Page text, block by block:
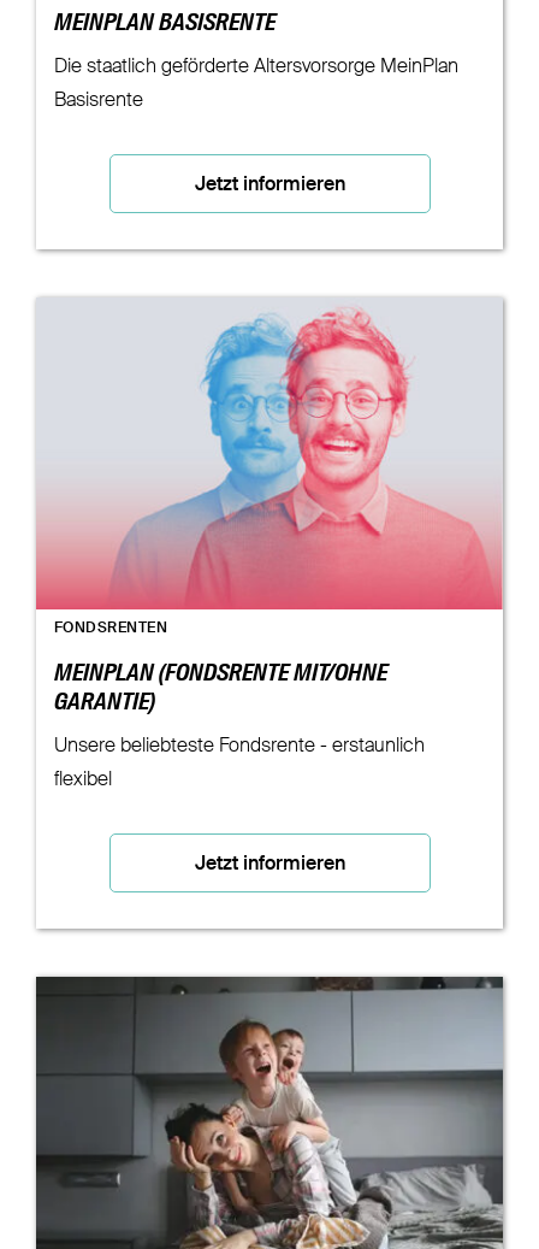
MEINPLAN BASISRENTE
Die staatlich geförderte Altersvorsorge MeinPlan
Basisrente
Jetzt informieren
FONDSRENTEN
MEINPLAN (FONDSRENTE MIT/OHNE
GARANTIE)
Unsere beliebteste Fondsrente - erstaunlich
flexibel
Jetzt informieren